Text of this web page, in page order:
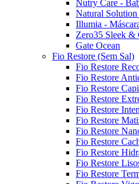
Nutry Care -
Natural
Illumia -
Zero35 Sleek &
Gate Ocean
Fio Restore (Sem Sal)
Fio Restore
Fio Restore
Fio Restore
Fio Restore
Fio Restore
Fio Restore
Fio Restore
Fio Restore
Fio Restore
Fio Restore
Fio Restore